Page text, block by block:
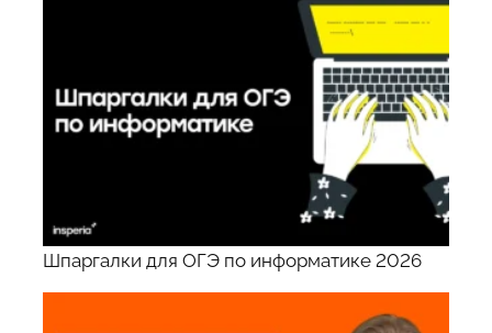
Шпаргалки для ОГЭ по информатике 2026